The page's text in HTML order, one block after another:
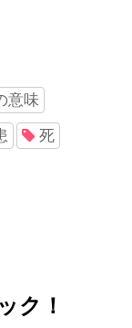
意味
死
ク！